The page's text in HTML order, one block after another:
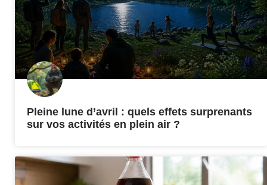
Pleine lune d’avril : quels effets surprenants
sur vos activités en plein air ?